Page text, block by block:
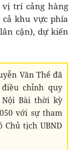
vị trí cảng hàng
khu vực phía
cận), dự kiến
Văn Thể đã
chỉnh quy
Nội Bài thời kỳ
với sự tham
Chủ tịch UBND